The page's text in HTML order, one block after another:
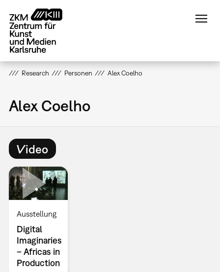
zum
Inhalt
Research Personen Alex Coelho
Alex Coelho
Video
Ausstellung
Digital
Imaginaries
– Africas in
Production